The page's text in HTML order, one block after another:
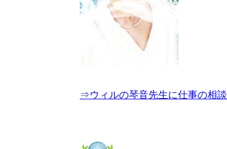
⇒ウィルの琴音先生に仕事の相談